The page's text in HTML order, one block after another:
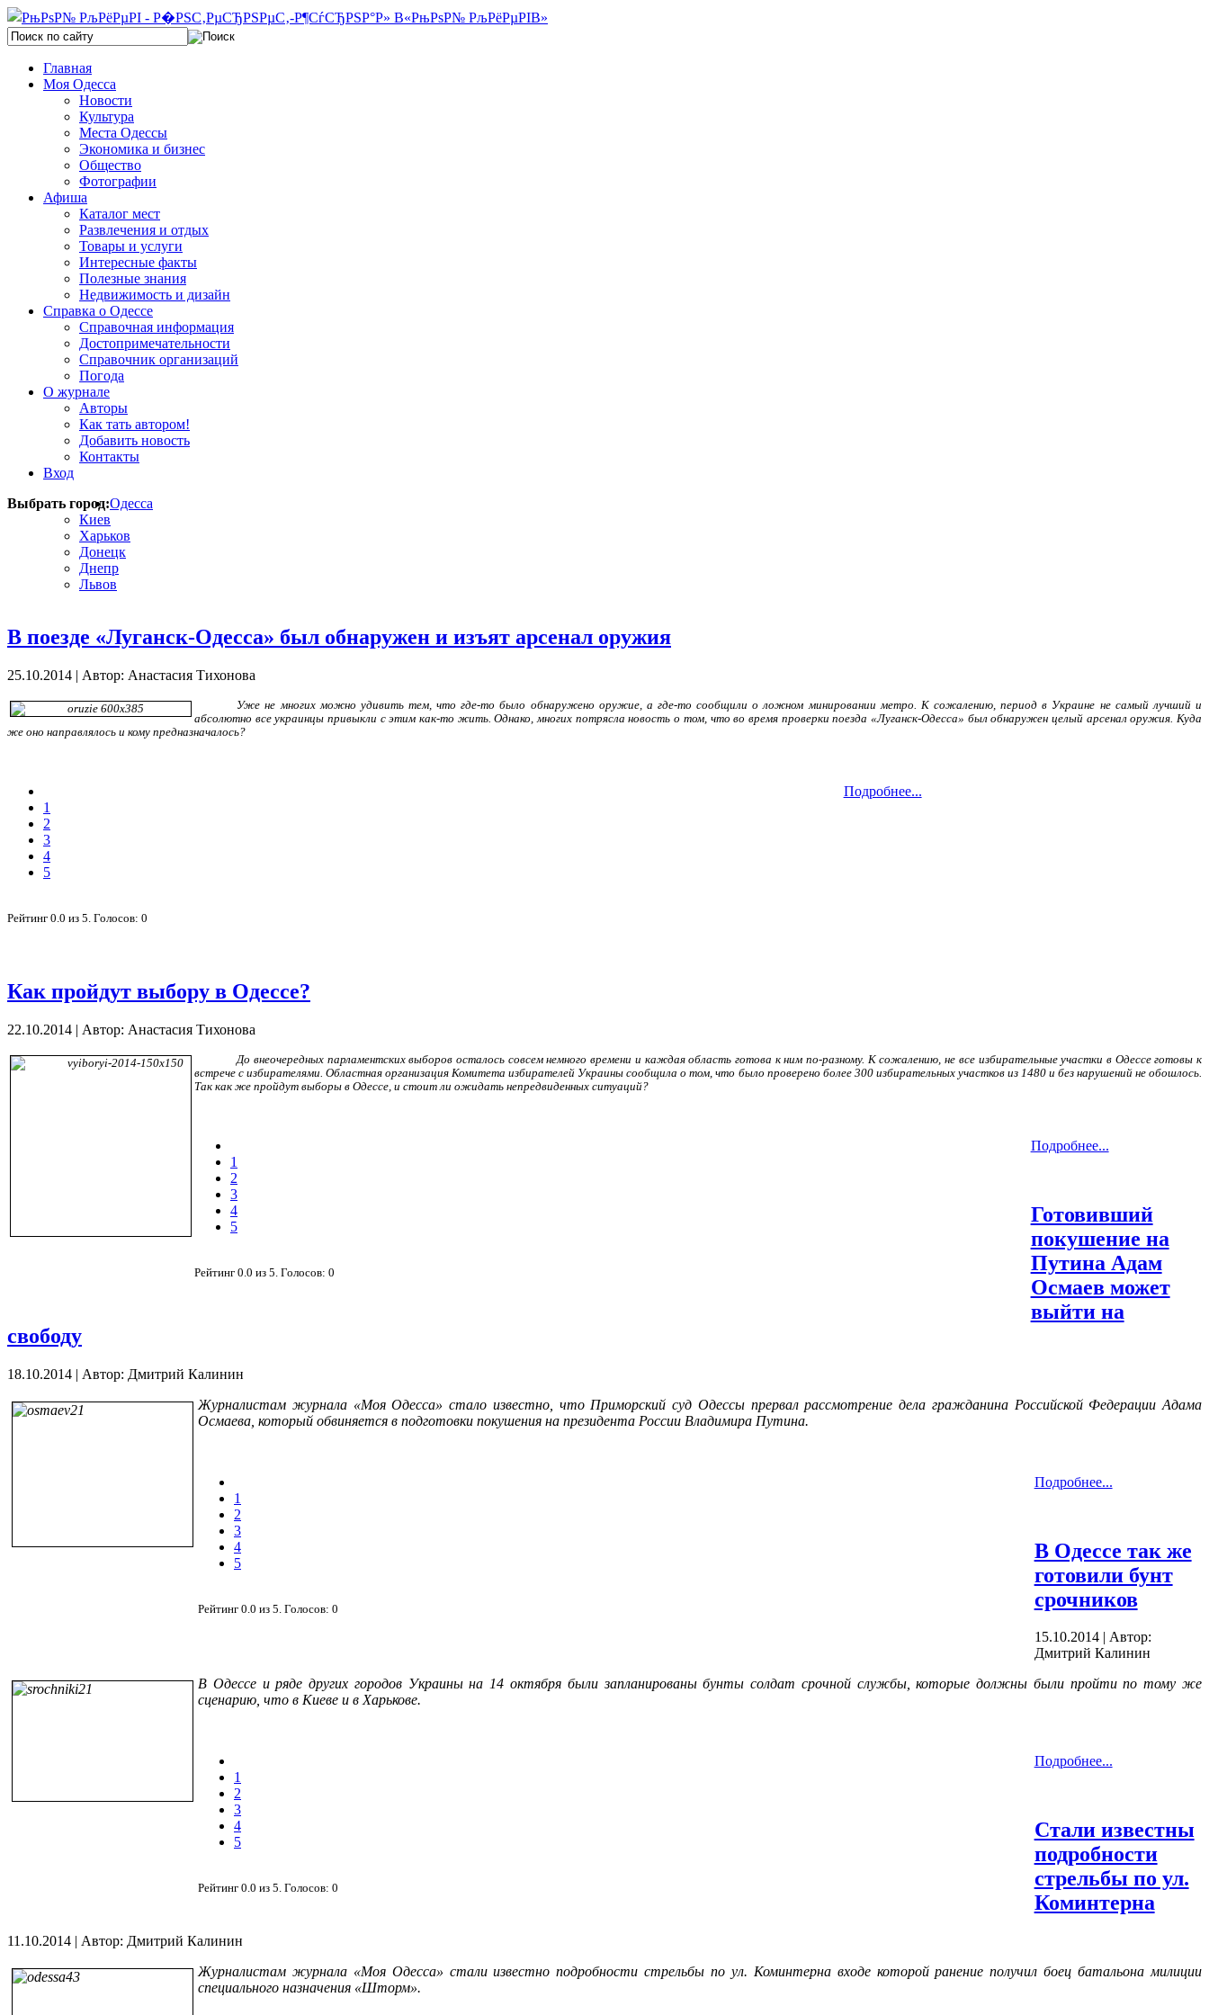
Главная
Моя Одесса
Новости
Культура
Места Одессы
Экономика и бизнес
Общество
Фотографии
Афиша
Каталог мест
Развлечения и отдых
Товары и услуги
Интересные факты
Полезные знания
Недвижимость и дизайн
Справка о Одессе
Справочная информация
Достопримечательности
Справочник организаций
Погода
О журнале
Авторы
Как тать автором!
Добавить новость
Контакты
Вход
Выбрать город:Одесса
Киев
Харьков
Донецк
Днепр
Львов
В поезде «Луганск-Одесса» был обнаружен и изъят арсенал оружия
25.10.2014 | Автор: Анастасия Тихонова
Уже не многих можно удивить тем, что где-то было обнаружено оружие, а где-то сообщили о ложном минировании метро. К сожалению, период в Украине не самый лучший и
абсолютно все украинцы привыкли с этим как-то жить. Однако, многих потрясла новость о том, что во время проверки поезда «Луганск-Одесса» был обнаружен целый арсенал оружия. Куда
же оно направлялось и кому предназначалось?
1
2
3
4
5
Рейтинг 0.0 из 5 . Голосов: 0
Подробнее...
Как пройдут выбору в Одессе?
22.10.2014 | Автор: Анастасия Тихонова
До внеочередных парламентских выборов осталось совсем немного времени и каждая область готова к ним по-разному. К сожалению, не все избирательные участки в Одессе готовы к
встрече с избирателями. Областная организация Комитета избирателей Украины сообщила о том, что было проверено более 300 избирательных участков из 1480 и без нарушений не обошлось.
Так как же пройдут выборы в Одессе, и стоит ли ожидать непредвиденных ситуаций?
1
2
3
4
5
Рейтинг 0.0 из 5 . Голосов: 0
Подробнее...
Готовивший
покушение на
Путина Адам
Осмаев может
выйти на
свободу
18.10.2014 | Автор: Дмитрий Калинин
Журналистам журнала «Моя Одесса» стало известно, что Приморский суд Одессы прервал рассмотрение дела гражданина Российской Федерации Адама
Осмаева, который обвиняется в подготовки покушения на президента России Владимира Путина.
1
2
3
4
5
Рейтинг 0.0 из 5 . Голосов: 0
Подробнее...
В Одессе так же
готовили бунт
срочников
15.10.2014| Автор:
Дмитрий Калинин
В Одессе и ряде других городов Украины на 14 октября были запланированы бунты солдат срочной службы, которые должны были пройти по тому же
сценарию, что в Киеве и в Харькове.
1
2
3
4
5
Рейтинг 0.0 из 5. Голосов: 0
Подробнее...
Стали известны
подробности
стрельбы по ул.
Коминтерна
11.10.2014 | Автор: Дмитрий Калинин
Журналистам журнала «Моя Одесса» стали известно подробности стрельбы по ул. Коминтерна входе которой ранение получил боец батальона милиции
специального назначения «Шторм».